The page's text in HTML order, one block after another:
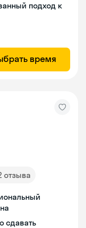
подход к
время
отзыва
сдавать